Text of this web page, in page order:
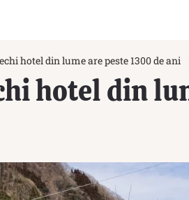
hotel din lume are peste 1300 de ani
hotel din